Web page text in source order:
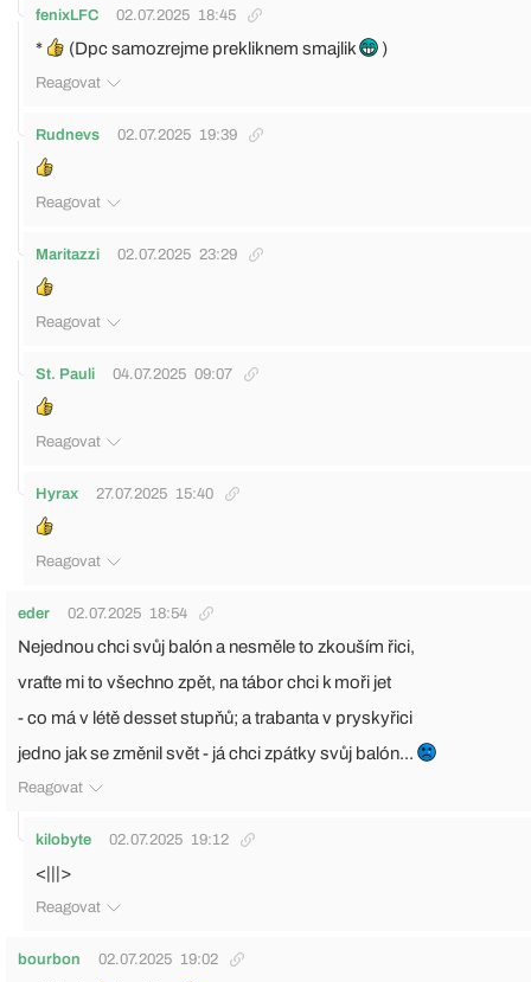
fenixLFC 02.07.2025 18:45
* (Dpc samozrejme prekliknem smajlik )
Reagovat
Rudnevs 02.07.2025 19:39
Reagovat
Maritazzi 02.07.2025 23:29
Reagovat
St. Pauli 04.07.2025 09:07
Reagovat
Hyrax 27.07.2025 15:40
Reagovat
eder 02.07.2025 18:54
Nejednou chci svůj balón a nesměle to zkouším řici,
vraťte mi to všechno zpět, na tábor chci k moři jet
- co má v létě desset stupňů; a trabanta v pryskyřici
jedno jak se změnil svět - já chci zpátky svůj balón...
Reagovat
kilobyte 02.07.2025 19:12
<|||>
Reagovat
bourbon 02.07.2025 19:02